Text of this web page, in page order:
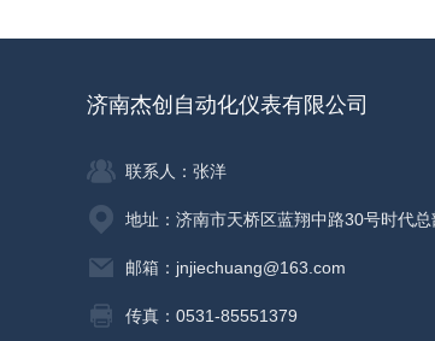
济南杰创自动化仪表有限公司
联系人：张洋
地址：济南市天桥区蓝翔中路30号时代
邮箱：jnjiechuang@163.com
传真：0531-85551379